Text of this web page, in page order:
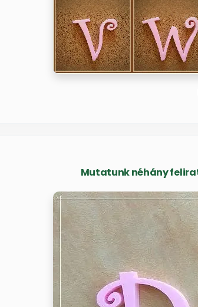
Mutatunk néhány